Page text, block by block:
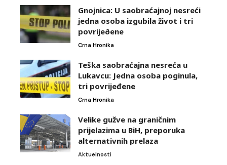
Gnojnica: U saobraćajnoj nesreći
jedna osoba izgubila život i tri
povrijeðene
Crna Hronika
Teška saobraćajna nesreća u
Lukavcu: Jedna osoba poginula,
tri povrijeđene
Crna Hronika
Velike gužve na graničnim
prijelazima u BiH, preporuka
alternativnih prelaza
Aktuelnosti